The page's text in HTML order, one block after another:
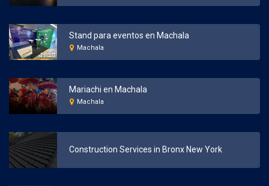
Stand para eventos en Machala
Machala
Mariachi en Machala
Machala
Construction Services in Bronx New York